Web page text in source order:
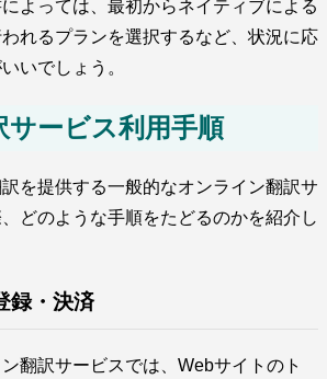
よっては、最初からネイティブによる
れるプランを選択するなど、状況に応
いでしょう。
サービス利用手順
を提供する一般的なオンライン翻訳サ
どのような手順をたどるのかを紹介し
録・決済
翻訳サービスでは、Webサイトのト